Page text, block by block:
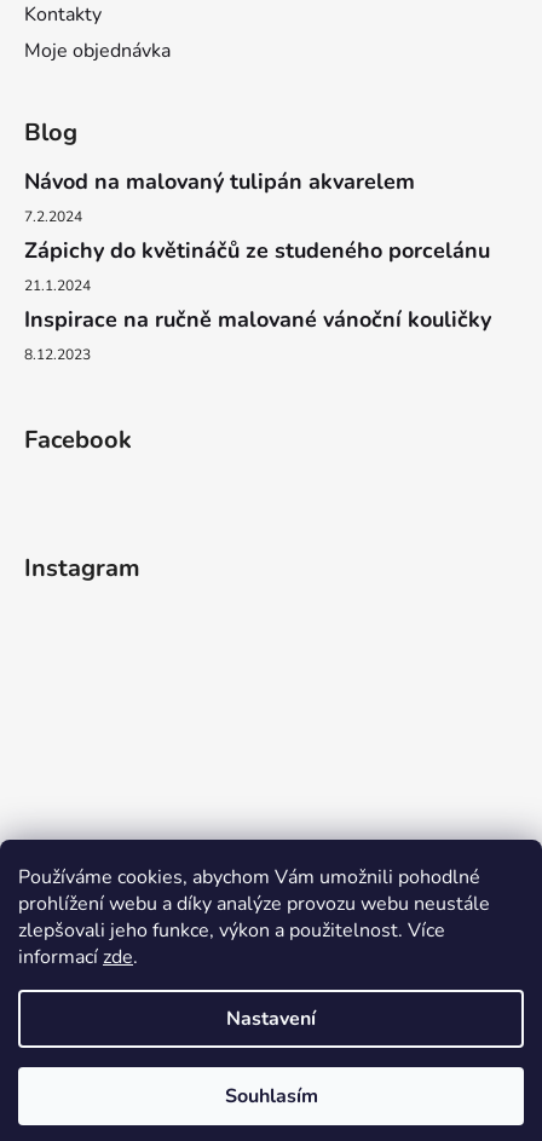
Používáme cookies, abychom Vám umožnili pohodlné
prohlížení webu a díky analýze provozu webu neustále
zlepšovali jeho funkce, výkon a použitelnost. Více
informacízde.
Nastavení
Souhlasím
Kontakty
Moje objednávka
Blog
Návod na malovaný tulipán akvarelem
7.2.2024
Zápichy do květináčů ze studeného porcelánu
21.1.2024
Inspirace na ručně malované vánoční kouličky
8.12.2023
Facebook
Instagram
Sledovat na Instagramu
Vytvořil Shoptet
Copyright 2026Artmagico. Všechna práva vyhrazena.